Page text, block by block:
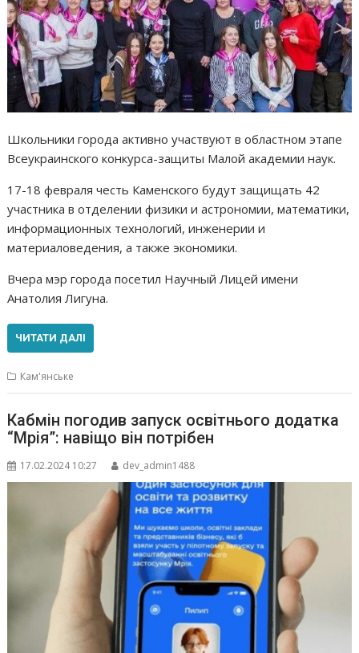
Школьники города активно участвуют в областном этапе
Всеукраинского конкурса-защиты Малой академии наук.
17-18 февраля честь Каменского будут защищать 42
участника в отделении физики и астрономии, математики,
информационных технологий, инженерии и
материаловедения, а также экономики.
Вчера мэр города посетил Научный Лицей имени
Анатолия Лигуна.
ЧИТАТИ ДАЛІ
Кам'янське
Кабмін погодив запуск освітнього додатка
“Мрія”: навіщо він потрібен
17.02.2024 10:27 dev_admin1488